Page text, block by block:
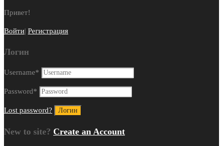
Привет!
Войти| Регистрация
Логин
Username*
Password*
Lost password?
New to site? Create an Account